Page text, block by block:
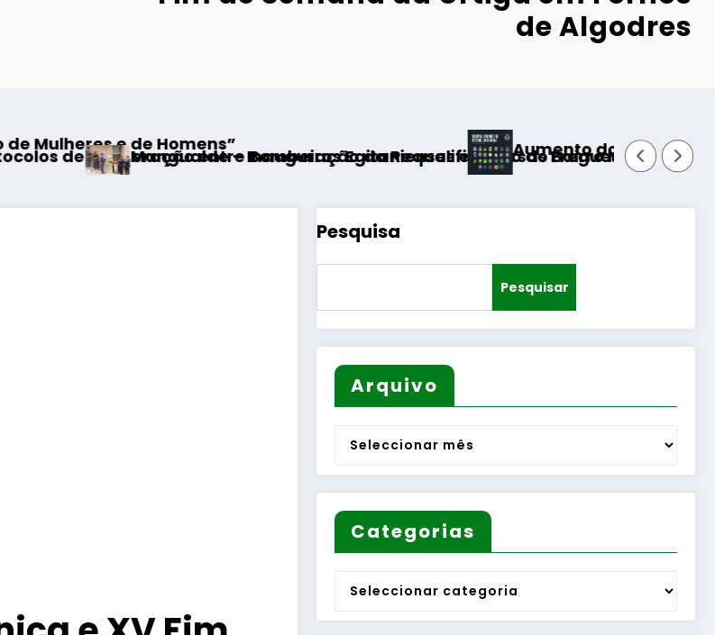
de Algodres
entre Bombeiros Egitanienses e diversas Freguesias
– Inauguração da Requalificação do Bairro Municipal
Aumento do número de equipas
Pesquisa
Pesquisar
Arquivo
Arquivo
Categorias
Categorias